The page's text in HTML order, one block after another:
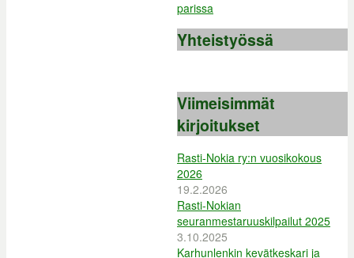
Yhteistyössä
Viimeisimmät
kirjoitukset
Rasti-Nokia ry:n vuosikokous
2026
19.2.2026
Rasti-Nokian
seuranmestaruuskilpailut 2025
3.10.2025
Karhunlenkin kevätkeskari ja